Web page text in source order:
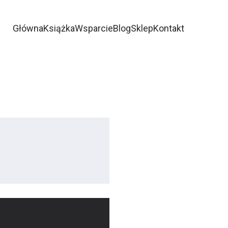
GłównaKsiążkaWsparcieBlogSklepKontakt